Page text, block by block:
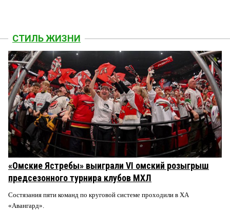
СТИЛЬ ЖИЗНИ
«Омские Ястребы» выиграли VI омский розыгрыш
предсезонного турнира клубов МХЛ
Состязания пяти команд по круговой системе проходили в ХА
«Авангард».